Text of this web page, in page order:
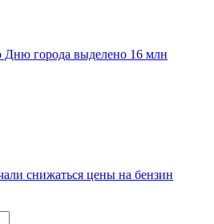
Дню города выделено 16 млн
снижаться цены на бензин